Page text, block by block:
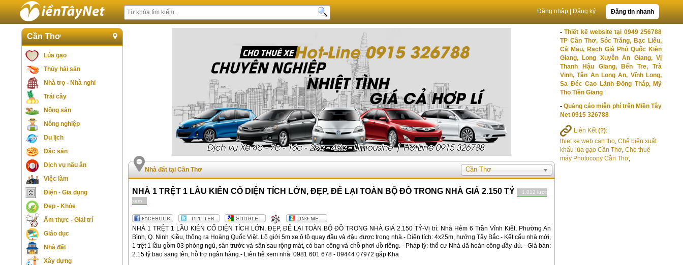
Đăng tin nhanh
Đăng nhập Đăng ký
Cần Thơ
Lúa gạo
Thủy hải sản
Nhà trọ - Nhà nghỉ
Trái cây
Nông sản
Nông nghiệp
Du lịch
Đặc sản
Dịch vụ nấu ăn
Việc làm
Điện - Gia dụng
Đẹp - Khỏe
Ẩm thực - Giải trí
Giáo dục
Nhà đất
Xây dựng
-Thiết kế website tại 0949 256788
TP Cần Thơ, Sóc Trăng, Bạc Liêu,
Cà Mau, Rạch Giá Phú Quốc Kiên
Giang, Long Xuyên An Giang, Vị
Thanh Hậu Giang, Bến Tre, Trà
Vinh, Tân An Long An, Vĩnh Long,
Sa Đéc Cao Lãnh Đồng Tháp, Mỹ
Tho Tiền Giang
-Quảng cáo miễn phí trên Miền Tây
Net 0915 326788
Liên Kết(?):
thiet ke web can tho, Chế biến xuất
khẩu lúa gạo Cần Thơ, Cho thuê
máy Photocopy Cần Thơ,
Nhà đất tại Cần Thơ
Cần Thơ
NHÀ 1 TRỆT 1 LẦU KIÊN CỐ DIỆN TÍCH LỚN, ĐẸP, ĐỂ LẠI TOÀN BỘ ĐỒ TRONG NHÀ GIÁ 2.150 TỶ
1,012 lượt
xem
NHÀ 1 TRỆT 1 LẦU KIÊN CỐ DIỆN TÍCH LỚN, ĐẸP, ĐỂ LẠI TOÀN BỘ ĐỒ TRONG NHÀ GIÁ 2.150 TỶ-Vị trí: Nhà Hẻm 6 Trần Vĩnh Kiết, Phường An
Bình, Q. Ninh Kiều, thông ra Hoàng Quốc Việt. Lộ giới 5m xe ô tô quay đầu và đậu được trong nhà.- Diện tích: 4x25m, hướng Tây Bắc.- Kết cấu nhà mới,
1 trệt 1 lầu gồm 03 phòng ngủ, sân trước và sân sau rộng mát, có ban công và chỗ phơi đồ riêng. - Pháp lý: thổ cư Nhà đã hoàn công đầy đủ. - Giá bán:
2.15 tỷ bao sang tên, hỗ trợ ngân hàng.- Liên hệ xem nhà: 0981 601 678 - 09444 07972 gặp Kha